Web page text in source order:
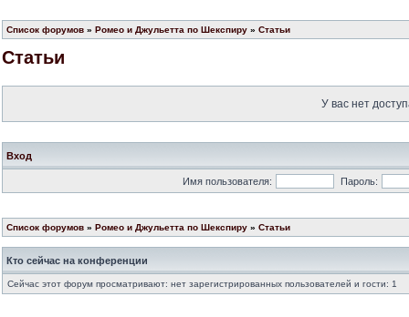
Список форумов » Ромео и Джульетта по Шекспиру » Статьи
Статьи
У вас нет
Вход
Имя пользователя: Пароль:
Список форумов » Ромео и Джульетта по Шекспиру » Статьи
Кто сейчас на конференции
Сейчас этот форум просматривают: нет зарегистрированных пользователей и гости: 1